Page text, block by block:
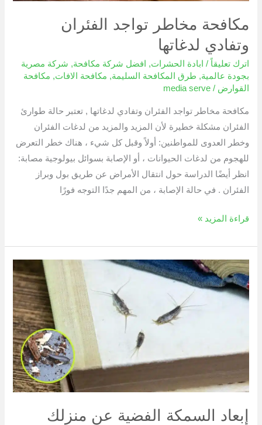
مكافحة مخاطر تواجد الفئران
وتفادي لدغاتها
اترك تعليقاً / ابادة الحشرات, افضل شركة مكافحة, شركة مصرية
بجودة عالمية, طرق المكافحة السليمة, مكافحة الافات, مكافحة
القوارض /
media serve
مكافحة مخاطر تواجد الفئران وتفادي لدغاتها , تعتبر حالة طوارئ
الفئران مشكلة خطيرة لأن المزيد والمزيد من لدغات الفئران
وخطر العدوى للمواطنين: أولاً وقبل كل شيء ، هناك خطر التعرض
للهجوم من لدغات الحيوانات ، أو الإصابة بسوائل بيولوجية مصابة:
انظر أيضًا الدراسة حول انتقال الأمراض عن طريق بول وبراز
الفئران . في حالة الإصابة ، من المهم جدًا التوجه فورًا
قراءة المزيد »
إبعاد السمكة الفضية عن منزلك
إبعاد
السمكة
الفضية